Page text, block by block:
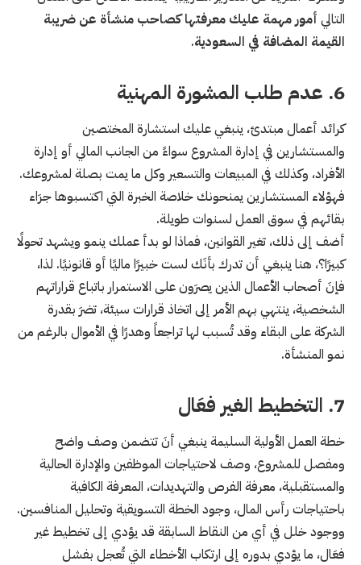
التالي أمور مهمة عليك معرفتها كصاحب منشأة عن ضريبة
القيمة المضافة في السعودية.
6. عدم طلب المشورة المهنية
كرائد أعمال مبتدئ، ينبغي عليك استشارة المختصين
والمستشارين في إدارة المشروع سواءً من الجانب المالي أو إدارة
الأفراد، وكذلك في المبيعات والتسعير وكل ما يمت بصلة لمشروعك.
فهؤلاء المستشارين يمنحونك خلاصة الخبرة التي اكتسبوها جرَاء
بقائهم في سوق العمل لسنوات طويلة.
أضف إلى ذلك، تغير القوانين، فماذا لو بدأ عملك ينمو ويشهد تحولًا
كبيرًا؟، هنا ينبغي أن تدرك بأنَك لست خبيرًا ماليًا أو قانونيًا. لذا،
فإنَ أصحاب الأعمال الذين يصرَون على الاستمرار باتباع قراراتهم
الشخصية، ينتهي بهم الأمر إلى اتخاذ قرارات سيئة، تضرَ بقدرة
الشركة على البقاء وقد تُسبب لها تراجعاً وهدرًا في الأموال بالرغم من
نمو المنشأة.
7. التخطيط الغير فعَال
خطة العمل الأولية السليمة ينبغي أنَ تتضمن وصف واضح
ومفصل للمشروع، وصف لاحتياجات الموظفين والإدارة الحالية
والمستقبلية، معرفة الفرص والتهديدات، المعرفة الكافية
باحتياجات رأس المال، وجود الخطة التسويقية وتحليل المنافسين.
ووجود خلل في أي من النقاط السابقة قد يؤدي إلى تخطيط غير
فعَال، ما يؤدي بدوره إلى ارتكاب الأخطاء التي تُعجل بفشل